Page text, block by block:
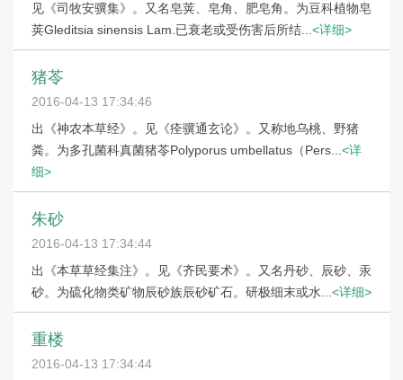
见《司牧安骥集》。又名皂荚、皂角、肥皂角。为豆科植物皂
荚Gleditsia sinensis Lam.已衰老或受伤害后所结... <详细>
猪苓
2016-04-13 17:34:46
出《神农本草经》。见《痊骥通玄论》。又称地乌桃、野猪
粪。为多孔菌科真菌猪苓Polyporus umbellatus（Pers... <详
细>
朱砂
2016-04-13 17:34:44
出《本草草经集注》。见《齐民要术》。又名丹砂、辰砂、汞
砂。为硫化物类矿物辰砂族辰砂矿石。研极细末或水... <详细>
重楼
2016-04-13 17:34:44